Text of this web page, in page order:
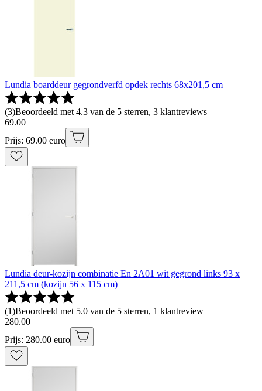
Lundia boarddeur gegrondverfd opdek rechts 68x201,5 cm
(3)Beoordeeld met 4.3 van de 5 sterren, 3 klantreviews
69.00
Prijs: 69.00 euro
Lundia deur-kozijn combinatie En 2A01 wit gegrond links 93 x
211,5 cm (kozijn 56 x 115 cm)
(1)Beoordeeld met 5.0 van de 5 sterren, 1 klantreview
280.00
Prijs: 280.00 euro